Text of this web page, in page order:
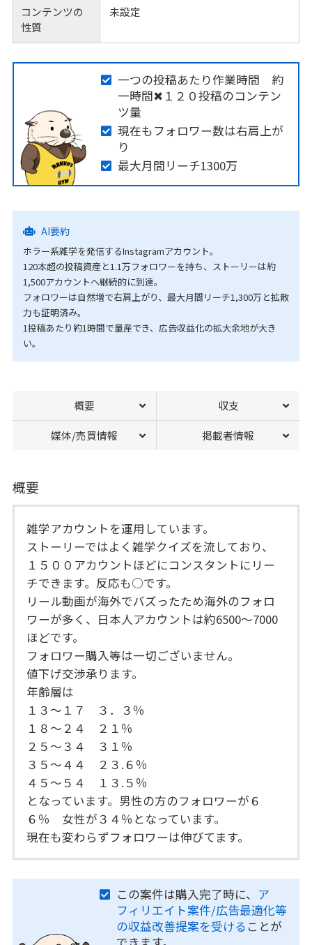
コンテンツの
性質
未設定
一つの投稿あたり作業時間 約
一時間✖１２０投稿のコンテン
ツ量
現在もフォロワー数は右肩上が
り
最大月間リーチ1300万
AI要約
ホラー系雑学を発信するInstagramアカウント。
120本超の投稿資産と1.1万フォロワーを持ち、ストーリーは約
1,500アカウントへ継続的に到達。
フォロワーは自然増で右肩上がり、最大月間リーチ1,300万と拡散
力も証明済み。
1投稿あたり約1時間で量産でき、広告収益化の拡大余地が大き
い。
概要 収支
媒体/売買情報 掲載者情報
概要
雑学アカウントを運用しています。
ストーリーではよく雑学クイズを流しており、
１５００アカウントほどにコンスタントにリー
チできます。反応も○です。
リール動画が海外でバズったため海外のフォロ
ワーが多く、日本人アカウントは約6500〜7000
ほどです。
フォロワー購入等は一切ございません。
値下げ交渉承ります。
年齢層は
１３～１７ ３．３％
１８～２４ ２１％
２５～３４ ３１％
３５～４４ ２３.６％
４５～５４ １３.５％
となっています。男性の方のフォロワーが６
６％ 女性が３４％となっています。
現在も変わらずフォロワーは伸びてます。
この案件は購入完了時に、 ア
フィリエイト案件/広告最適化等
の収益改善提案を受ける ことが